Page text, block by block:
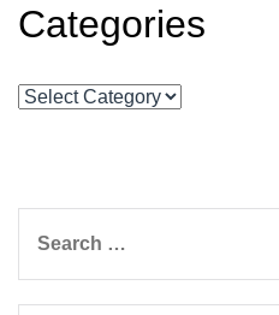
Categories
Categories
for: